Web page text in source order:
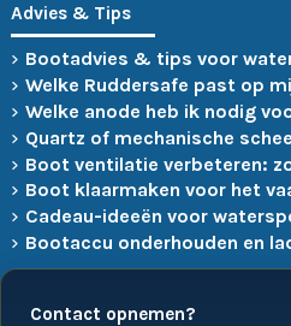
Advies & Tips
Bootadvies & tips voor
Welke Ruddersafe past op
Welke anode heb ik nodig
Quartz of mechanische
Boot ventilatie verbeteren:
Boot klaarmaken voor het
Cadeau-ideeën voor
Bootaccu onderhouden en
Contact opnemen?